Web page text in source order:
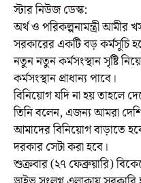
স্টার নিউজ ডেস্ক:
অর্থ ও পরিকল্পনামন্ত্রী
সরকারের একটি বড় কর্মসূচি
নতুন নতুন কর্মসংস্থান সৃষ্টি
কর্মসংস্থান প্রাধান্য পাবে।
বিনিয়োগ যদি না হয় তাহলে
তিনি বলেন, এজন্য আমরা
আমাদের বিনিয়োগ বাড়াতে
দরকার সেটা করা হবে।
শুক্রবার (২৭ ফেব্রুয়ারি)